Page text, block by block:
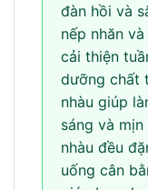
đàn hồi và
nếp nhăn
cải thiện
dưỡng chất
nhàu giúp
sáng và
nhàu đều
uống cân